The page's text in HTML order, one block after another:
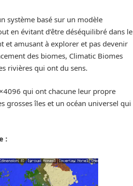
système basé sur un modèle
en évitant d’être déséquilibré dans le
et amusant à explorer et pas devenir
des biomes, Climatic Biomes
rivières qui ont du sens.
qui ont chacune leur propre
grosses îles et un océan universel qui
: